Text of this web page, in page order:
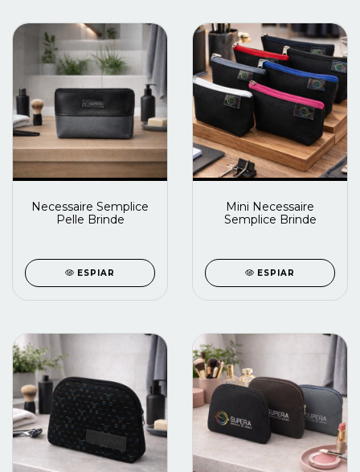
Necessaire Semplice
Pelle Brinde
ESPIAR
Mini Necessaire
Semplice Brinde
ESPIAR